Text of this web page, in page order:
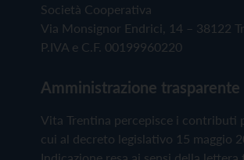
Società Cooperativa
Via Monsignor Endrici, 14 – 38122
P.IVA e C.F. 00199960220
Amministrazione trasparente
Vita Trentina percepisce i contributi
cui al decreto legislativo 15 maggio